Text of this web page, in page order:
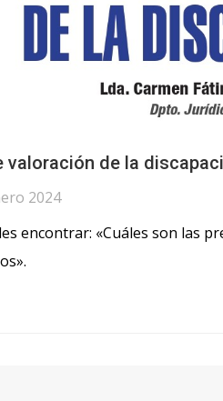
valoración de la
2024
encontrar: «Cuáles son las